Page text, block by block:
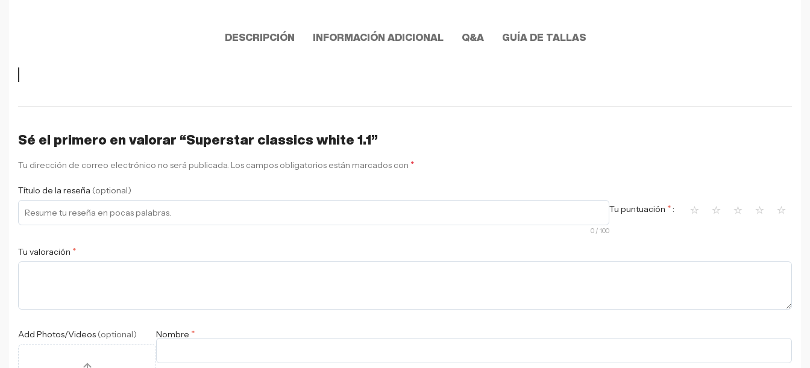
DESCRIPCIÓN INFORMACIÓN ADICIONAL Q&A GUÍA DE TALLAS
Sé el primero en valorar “Superstar classics white 1.1”
Tu dirección de correo electrónico no será publicada. Los campos obligatorios están marcados con *
Título de la reseña (optional)
0 / 100
Tu puntuación * ⭐ ⭐ ⭐ ⭐ ⭐
Tu valoración *
Add Photos/Videos (optional) Nombre *